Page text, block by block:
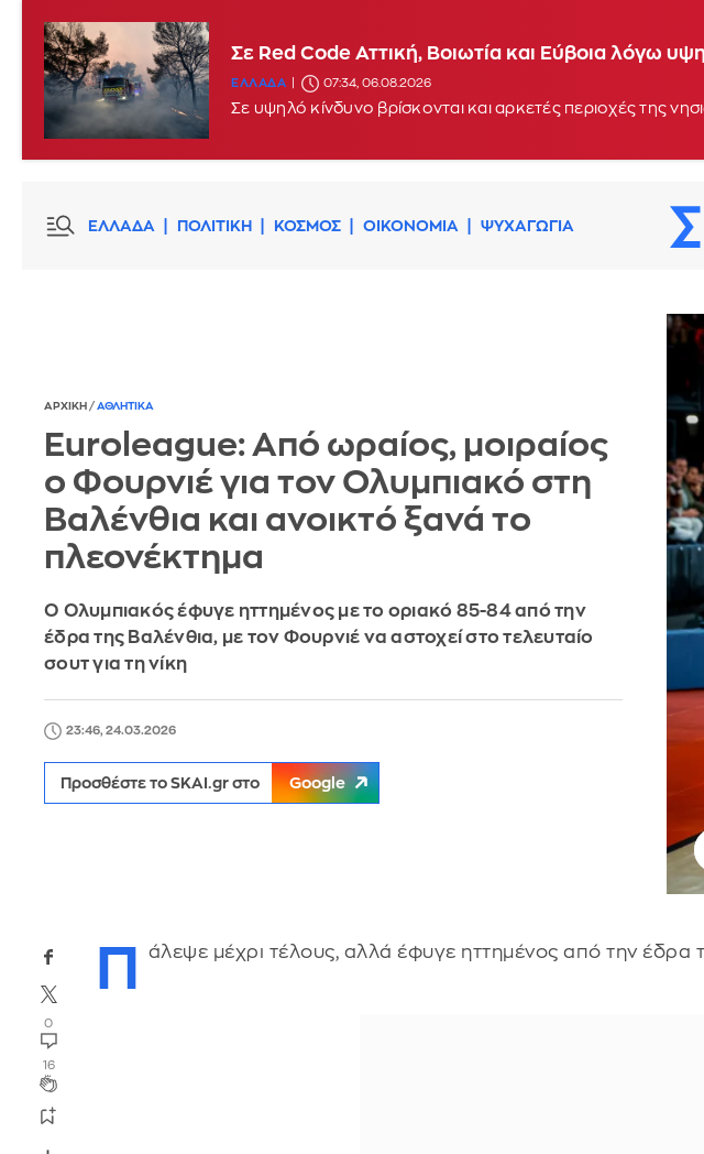
Σε Red Code Αττική, Βοιωτία και Εύβοια λόγω
ΕΛΛΑΔΑ 07:34, 06.08.2026
Σε υψηλό κίνδυνο βρίσκονται και αρκετές περιοχές της
ΕΛΛΑΔΑ ΠΟΛΙΤΙΚΗ ΚΟΣΜΟΣ ΟΙΚΟΝΟΜΙΑ ΨΥΧΑΓΩΓΙΑ
ΑΡΧΙΚΗ / ΑΘΛΗΤΙΚΑ
Euroleague: Από ωραίος, μοιραίος
ο Φουρνιέ για τον Ολυμπιακό στη
Βαλένθια και ανοικτό ξανά το
πλεονέκτημα
Ο Ολυμπιακός έφυγε ηττημένος με το οριακό 85-84 από την
έδρα της Βαλένθια, με τον Φουρνιέ να αστοχεί στο τελευταίο
σουτ για τη νίκη
23:46, 24.03.2026
Προσθέστε το SKAI.gr στο Google
0
16
Π άλεψε μέχρι τέλους, αλλά έφυγε ηττημένος από την έδρα